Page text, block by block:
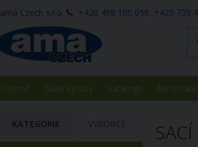
ama Czech s.r.o. +420 498 100 050, +420 739
O firmě Naše výroby Katalogy Akční
KATEGORIE VÝROBCE